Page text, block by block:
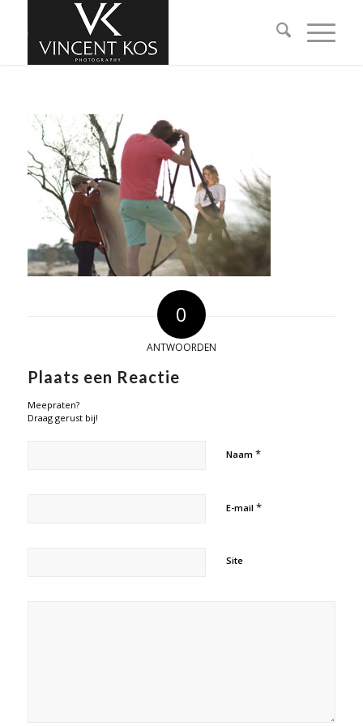
0
ANTWOORDEN
Plaats een Reactie
Meepraten?
Draag gerust bij!
Naam *
E-mail *
Site